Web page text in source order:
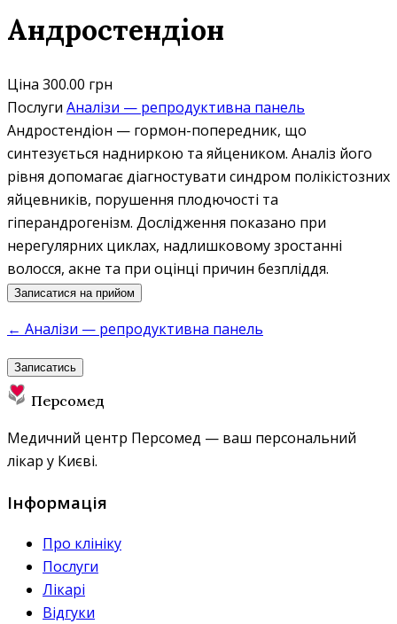
Андростендіон
Ціна 300.00 грн
Послуги Аналізи — репродуктивна панель
Андростендіон — гормон-попередник, що
синтезується надниркою та яйцеником. Аналіз його
рівня допомагає діагностувати синдром полікістозних
яйцевників, порушення плодючості та
гіперандрогенізм. Дослідження показано при
нерегулярних циклах, надлишковому зростанні
волосся, акне та при оцінці причин безпліддя.
Записатися на прийом
← Аналізи — репродуктивна панель
Записатись
Персомед
Медичний центр Персомед — ваш персональний
лікар у Києві.
Інформація
Про клініку
Послуги
Лікарі
Відгуки